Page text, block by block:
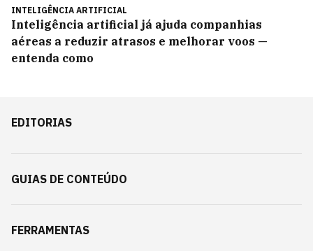
INTELIGÊNCIA ARTIFICIAL
Inteligência artificial já ajuda companhias
aéreas a reduzir atrasos e melhorar voos —
entenda como
EDITORIAS
GUIAS DE CONTEÚDO
FERRAMENTAS